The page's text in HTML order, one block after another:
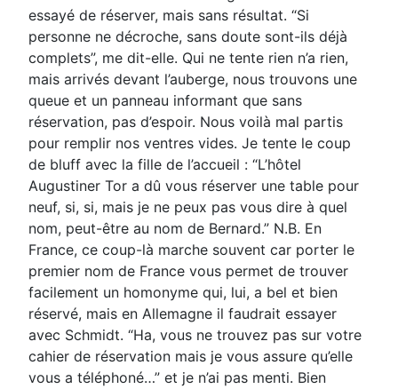
essayé de réserver, mais sans résultat. “Si
personne ne décroche, sans doute sont-ils déjà
complets”, me dit-elle. Qui ne tente rien n’a rien,
mais arrivés devant l’auberge, nous trouvons une
queue et un panneau informant que sans
réservation, pas d’espoir. Nous voilà mal partis
pour remplir nos ventres vides. Je tente le coup
de bluff avec la fille de l’accueil : “L’hôtel
Augustiner Tor a dû vous réserver une table pour
neuf, si, si, mais je ne peux pas vous dire à quel
nom, peut-être au nom de Bernard.” N.B. En
France, ce coup-là marche souvent car porter le
premier nom de France vous permet de trouver
facilement un homonyme qui, lui, a bel et bien
réservé, mais en Allemagne il faudrait essayer
avec Schmidt. “Ha, vous ne trouvez pas sur votre
cahier de réservation mais je vous assure qu’elle
vous a téléphoné…” et je n’ai pas menti. Bien